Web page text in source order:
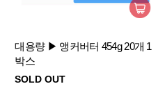
대용량 ▶ 앵커버터 454g 20개 1
박스
SOLD OUT